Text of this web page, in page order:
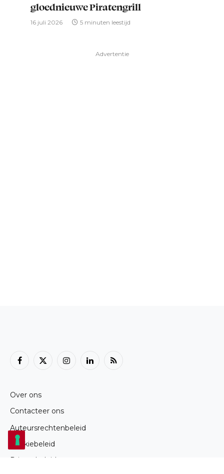
gloednieuwe Piratengrill
16 juli 2026 5 minuten leestijd
Advertentie
Facebook
X
InstagramLinkedInRSS
Over ons
Contacteer ons
Auteursrechtenbeleid
Cookiebeleid
Privacybeleid